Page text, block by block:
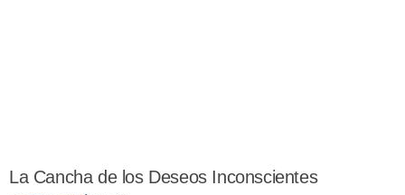
La Cancha de los Deseos Inconscientes